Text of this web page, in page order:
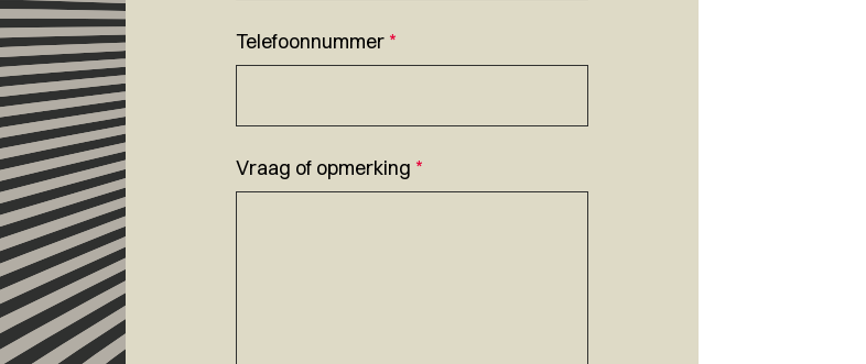
Telefoonnummer *
Vraag of opmerking *